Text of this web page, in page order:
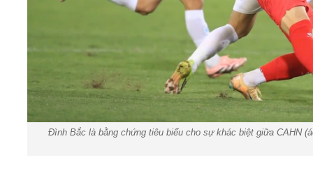
Đình Bắc là bằng chứng tiêu biểu cho sự khác biệt giữa CAHN